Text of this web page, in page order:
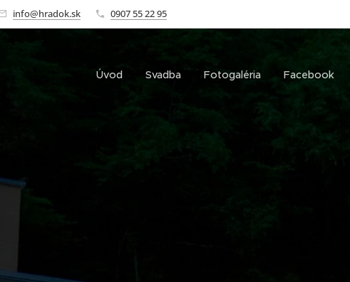
info@hradok.sk 0907 55 22 95
Úvod Svadba Fotogaléria Facebook